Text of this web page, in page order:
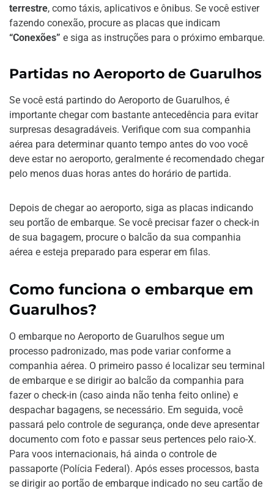
terrestre, como táxis, aplicativos e ônibus. Se você estiver
fazendo conexão, procure as placas que indicam
“Conexões” e siga as instruções para o próximo embarque.
Partidas no Aeroporto de Guarulhos
Se você está partindo do Aeroporto de Guarulhos, é
importante chegar com bastante antecedência para evitar
surpresas desagradáveis. Verifique com sua companhia
aérea para determinar quanto tempo antes do voo você
deve estar no aeroporto, geralmente é recomendado chegar
pelo menos duas horas antes do horário de partida.
Depois de chegar ao aeroporto, siga as placas indicando
seu portão de embarque. Se você precisar fazer o check-in
de sua bagagem, procure o balcão da sua companhia
aérea e esteja preparado para esperar em filas.
Como funciona o embarque em
Guarulhos?
O embarque no Aeroporto de Guarulhos segue um
processo padronizado, mas pode variar conforme a
companhia aérea. O primeiro passo é localizar seu terminal
de embarque e se dirigir ao balcão da companhia para
fazer o check-in (caso ainda não tenha feito online) e
despachar bagagens, se necessário. Em seguida, você
passará pelo controle de segurança, onde deve apresentar
documento com foto e passar seus pertences pelo raio-X.
Para voos internacionais, há ainda o controle de
passaporte (Polícia Federal). Após esses processos, basta
se dirigir ao portão de embarque indicado no seu cartão de